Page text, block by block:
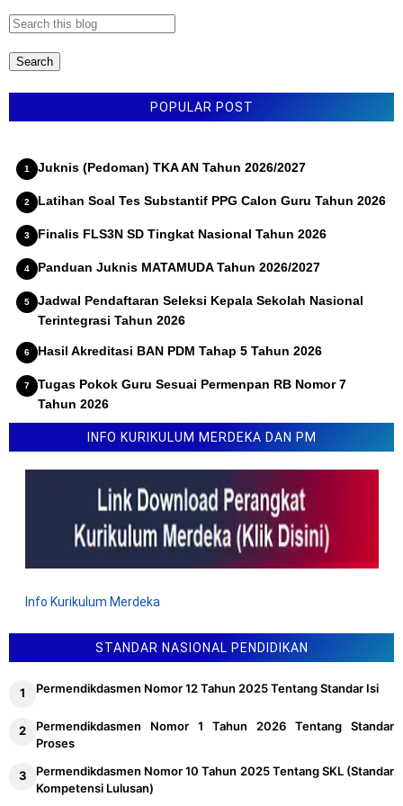
POPULAR POST
Juknis (Pedoman) TKA AN Tahun 2026/2027
Latihan Soal Tes Substantif PPG Calon Guru Tahun 2026
Finalis FLS3N SD Tingkat Nasional Tahun 2026
Panduan Juknis MATAMUDA Tahun 2026/2027
Jadwal Pendaftaran Seleksi Kepala Sekolah Nasional
Terintegrasi Tahun 2026
Hasil Akreditasi BAN PDM Tahap 5 Tahun 2026
Tugas Pokok Guru Sesuai Permenpan RB Nomor 7
Tahun 2026
Lomba Inovasi Karya Guru 2026 (LINKAR)
INFO KURIKULUM MERDEKA DAN PM
Info Kurikulum Merdeka
STANDAR NASIONAL PENDIDIKAN
Permendikdasmen Nomor 12 Tahun 2025 Tentang Standar Isi
Permendikdasmen Nomor 1 Tahun 2026 Tentang Standar
Proses
Permendikdasmen Nomor 10 Tahun 2025 Tentang SKL (Standar
Kompetensi Lulusan)